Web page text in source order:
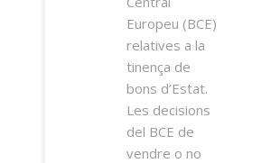
Europeu (BCE)
relatives a la
tinença de
bons d’Estat.
Les decisions
del BCE de
vendre o no